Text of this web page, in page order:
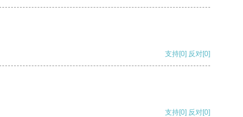
支持[0] 反对[0]
支持[0] 反对[0]